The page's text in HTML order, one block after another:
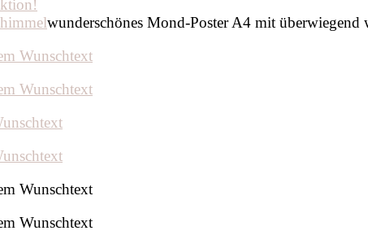
wunderschönes Mond-Poster A4 mit